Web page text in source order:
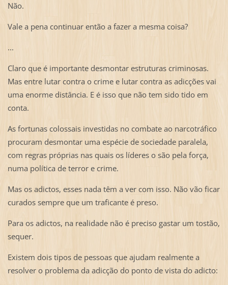
Não.
Vale a pena continuar então a fazer a mesma coisa?
...
Claro que é importante desmontar estruturas criminosas.
Mas entre lutar contra o crime e lutar contra as adicções vai
uma enorme distância. E é isso que não tem sido tido em
conta.
As fortunas colossais investidas no combate ao narcotráfico
procuram desmontar uma espécie de sociedade paralela,
com regras próprias nas quais os líderes o são pela força,
numa política de terror e crime.
Mas os adictos, esses nada têm a ver com isso. Não vão ficar
curados sempre que um traficante é preso.
Para os adictos, na realidade não é preciso gastar um tostão,
sequer.
Existem dois tipos de pessoas que ajudam realmente a
resolver o problema da adicção do ponto de vista do adicto: